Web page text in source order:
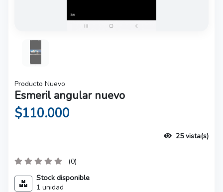
Producto Nuevo
Esmeril angular nuevo
$110.000
25 vista(s)
(0)
Stock disponible
1 unidad